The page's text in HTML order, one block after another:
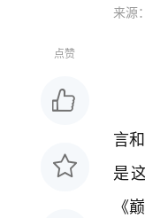
来源
点赞
言
是
《